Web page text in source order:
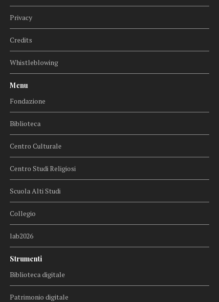
Privacy
Credits
Whistleblowing
Menu
Fondazione
Biblioteca
Centro Culturale
Centro Studi Religiosi
Scuola Alti Studi
Collegio
lab2026
Strumenti
Biblioteca digitale
Patrimonio digitale